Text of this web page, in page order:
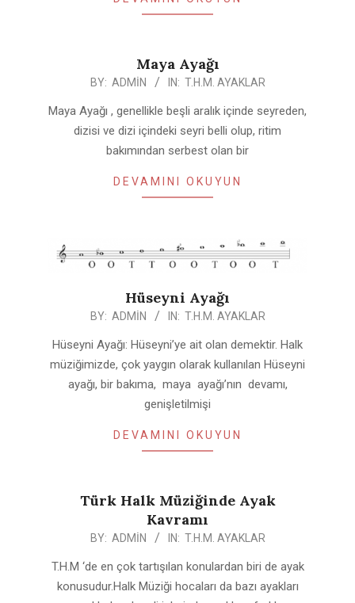
Maya Ayağı
BY: ADMIN IN: T.H.M. AYAKLAR
Maya Ayağı , genellikle beşli aralık içinde seyreden,
dizisi ve dizi içindeki seyri belli olup, ritim
bakımından serbest olan bir
DEVAMINI OKUYUN
Hüseyni Ayağı
BY: ADMIN IN: T.H.M. AYAKLAR
Hüseyni Ayağı: Hüseyni’ye ait olan demektir. Halk
müziğimizde, çok yaygın olarak kullanılan Hüseyni
ayağı, bir bakıma, maya ayağı’nın devamı,
genişletilmişi
DEVAMINI OKUYUN
Türk Halk Müziğinde Ayak
Kavramı
BY: ADMIN IN: T.H.M. AYAKLAR
T.H.M ‘de en çok tartışılan konulardan biri de ayak
konusudur.Halk Müziği hocaları da bazı ayakları